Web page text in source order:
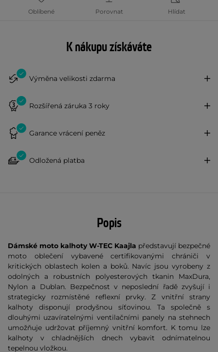
Oblíbené Porovnat Hlídat
K nákupu získáváte
Výměna velikosti zdarma
Rozšířená záruka 3 roky
Garance vrácení peněz
Odložená platba
Popis
Dámské moto kalhoty W-TEC Kaajla představují bezpečné
moto oblečení vybavené certifikovanými chrániči v
kritických oblastech kolen a boků. Navíc jsou vyrobeny z
odolných a robustních polyesterových tkanin MaxDura,
Nylon a Dublan. Bezpečnost v neposlední řadě zvyšují i
strategicky rozmístěné reflexní prvky. Z vnitřní strany
kalhoty disponují prodyšnou síťovinou. Ta společně s
dlouhými uzavíratelnými ventilačními panely na stehnech
umožňuje udržovat příjemný vnitřní komfort. K tomu lze
kalhoty v chladnějších dnech vybavit odnímatelnou
tepelnou vložkou.